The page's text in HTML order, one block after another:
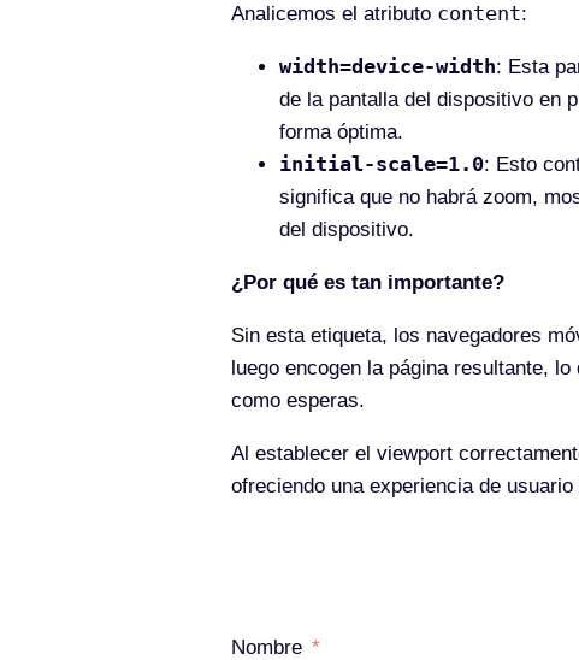
Analicemos el atributo content:
width=device-width: Esta
de la pantalla del dispositivo en
forma óptima.
initial-scale=1.0: Esto
significa que no habrá zoom,
del dispositivo.
¿Por qué es tan importante?
Sin esta etiqueta, los navegadores
luego encogen la página resultante,
como esperas.
Al establecer el viewport
ofreciendo una experiencia de
Nombre